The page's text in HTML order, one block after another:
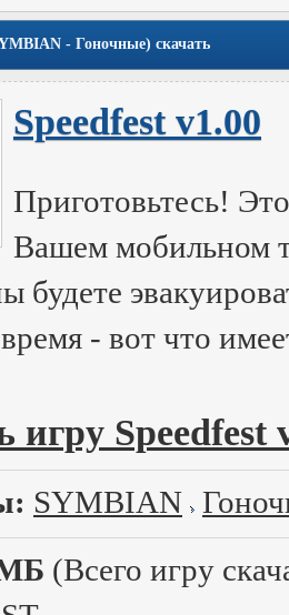
- Гоночные) скачать
Speedfest v1.00
Приготовьтесь!
Вашем мобильном
будете
- вот что
игру Speedfest
SYMBIAN
(Всего игру